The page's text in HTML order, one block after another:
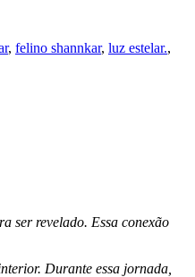
, felino shannkar, luz estelar.,
ser revelado. Essa conexão
Durante essa jornada,